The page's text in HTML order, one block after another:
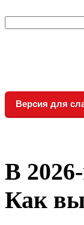
Версия для
В
Как вы